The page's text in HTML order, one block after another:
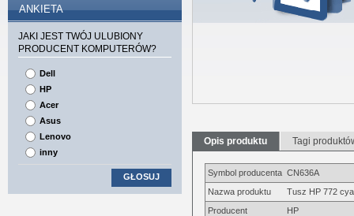
Opis produktu Tagi
Symbol producenta CN636A
Nazwa produktu
Tusz HP 772
Producent
HP
ANKIETA
JAKI JEST TWÓJ ULUBIONY
PRODUCENT KOMPUTERÓW?
Dell
HP
Acer
Asus
Lenovo
inny
GŁOSUJ